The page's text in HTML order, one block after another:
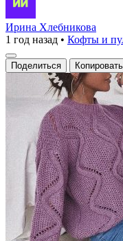
Свободный
вязаный
свитер
с
объемным
узором
Ирина Хлебникова
1 год назад • Кофты и
Поделиться